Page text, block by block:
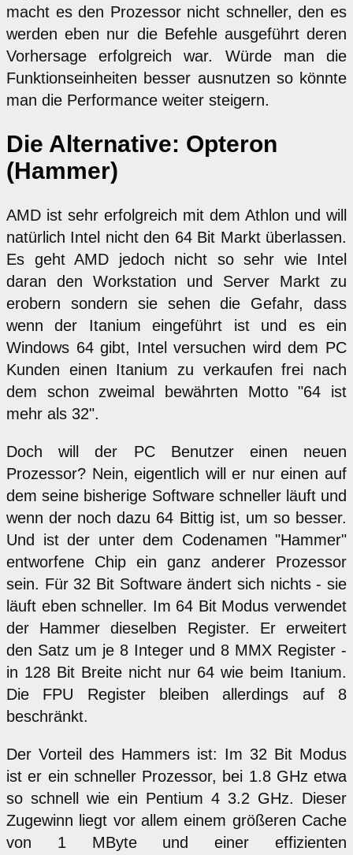
macht es den Prozessor nicht schneller, den es
werden eben nur die Befehle ausgeführt deren
Vorhersage erfolgreich war. Würde man die
Funktionseinheiten besser ausnutzen so könnte
man die Performance weiter steigern.
Die Alternative: Opteron
(Hammer)
AMD ist sehr erfolgreich mit dem Athlon und will
natürlich Intel nicht den 64 Bit Markt überlassen.
Es geht AMD jedoch nicht so sehr wie Intel
daran den Workstation und Server Markt zu
erobern sondern sie sehen die Gefahr, dass
wenn der Itanium eingeführt ist und es ein
Windows 64 gibt, Intel versuchen wird dem PC
Kunden einen Itanium zu verkaufen frei nach
dem schon zweimal bewährten Motto "64 ist
mehr als 32".
Doch will der PC Benutzer einen neuen
Prozessor? Nein, eigentlich will er nur einen auf
dem seine bisherige Software schneller läuft und
wenn der noch dazu 64 Bittig ist, um so besser.
Und ist der unter dem Codenamen "Hammer"
entworfene Chip ein ganz anderer Prozessor
sein. Für 32 Bit Software ändert sich nichts - sie
läuft eben schneller. Im 64 Bit Modus verwendet
der Hammer dieselben Register. Er erweitert
den Satz um je 8 Integer und 8 MMX Register -
in 128 Bit Breite nicht nur 64 wie beim Itanium.
Die FPU Register bleiben allerdings auf 8
beschränkt.
Der Vorteil des Hammers ist: Im 32 Bit Modus
ist er ein schneller Prozessor, bei 1.8 GHz etwa
so schnell wie ein Pentium 4 3.2 GHz. Dieser
Zugewinn liegt vor allem einem größeren Cache
von 1 MByte und einer effizienten